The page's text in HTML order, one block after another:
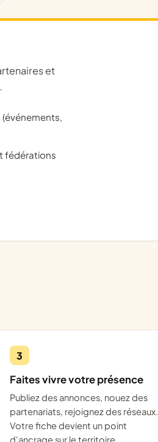
(événements,
fédérations
3
Faites vivre votre présence
Publiez des annonces, nouez des
partenariats, rejoignez des réseaux.
Votre fiche devient un point
d'ancrage sur le territoire.